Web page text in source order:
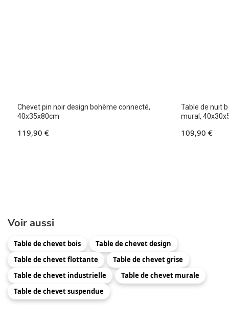
Chevet pin noir design bohème connecté,
40x35x80cm
119,90 €
Table de nuit
mural,
109,90 €
Voir aussi
Table de chevet bois
Table de chevet design
Table de chevet flottante
Table de chevet grise
Table de chevet industrielle
Table de chevet murale
Table de chevet suspendue